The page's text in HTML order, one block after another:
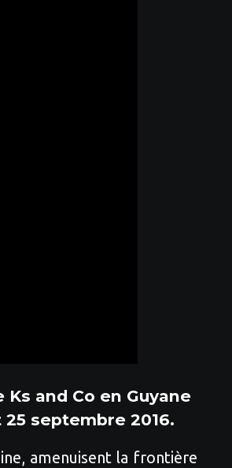
Ks and Co en Guyane
septembre 2016.
amenuisent la frontière